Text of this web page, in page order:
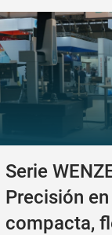
Serie
Precisión
compacta,